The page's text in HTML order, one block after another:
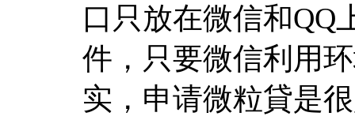
口只放在微信和QQ
件，只要微信利用
实，申请微粒貸是